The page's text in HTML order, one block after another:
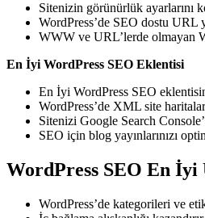
Sitenizin görünürlük ayarlarını
WordPress’de SEO dostu URL
WWW ve URL’lerde olmayan
En İyi WordPress SEO Eklentisi
En İyi WordPress SEO
WordPress’de XML site
Sitenizi Google Search
SEO için blog yayınlarınızı
WordPress SEO En
WordPress’de kategorileri ve